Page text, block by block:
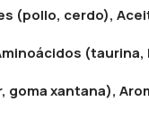
(pollo, cerdo),
goma xantana),